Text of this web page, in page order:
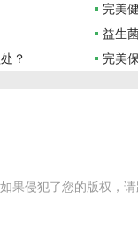
完美
益生
？
完美
果侵犯了您的版权，请